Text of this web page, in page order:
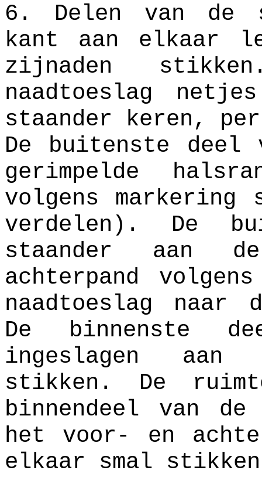
6. Delen van de
kant aan elkaar
zijnaden
naadtoeslag
staander keren,
De buitenste deel
gerimpelde
volgens
verdelen). De
staander aan
achterpand
naadtoeslag
De binnenste
ingeslagen aan
stikken. De
binnendeel van
het voor- en
elkaar smal